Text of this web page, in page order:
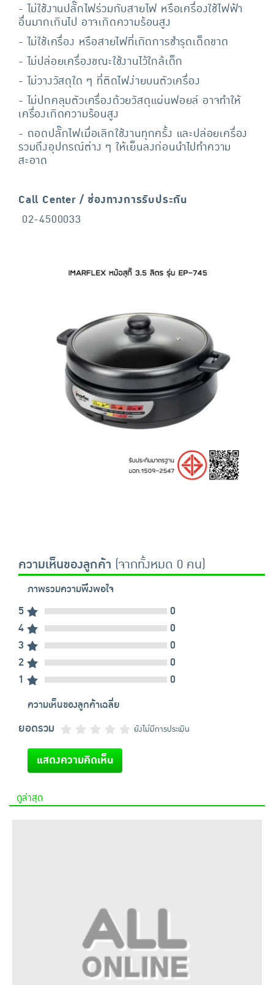
- ไม่ใช้งานปลั๊กไฟร่วมกับสายไฟ หรือเครื่องใช้ไฟฟ้า
อื่นมากเกินไป อาจเกิดความร้อนสูง
- ไม่ใช้เครื่อง หรือสายไฟที่เกิดการชำรุดเด็ดขาด
- ไม่ปล่อยเครื่องขณะใช้งานไว้ใกล้เด็ก
- ไม่วางวัสดุใด ๆ ที่ติดไฟง่ายบนตัวเครื่อง
- ไม่ปกคลุมตัวเครื่องด้วยวัสดุแผ่นฟอยล์ อาจทำให้
เครื่องเกิดความร้อนสูง
- ถอดปลั๊กไฟเมื่อเลิกใช้งานทุกครั้ง และปล่อยเครื่อง
รวมถึงอุปกรณ์ต่าง ๆ ให้เย็นลงก่อนนำไปทำความ
สะอาด
Call Center / ช่องทางการรับประกัน
02-4500033
ความเห็นของลูกค้า (จากทั้งหมด 0 คน)
ภาพรวมความพึงพอใจ
5
0
4
0
3
0
2
0
1
0
ความเห็นของลูกค้าเฉลี่ย
ยอดรวม ยังไม่มีการประเมิน
แสดงความคิดเห็น
ดูล่าสุด